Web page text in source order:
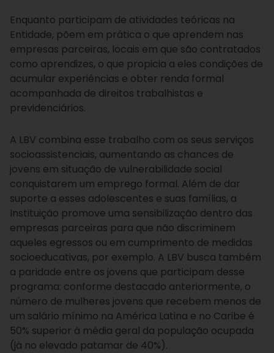
Enquanto participam de atividades teóricas na
Entidade, põem em prática o que aprendem nas
empresas parceiras, locais em que são contratados
como aprendizes, o que propicia a eles condições de
acumular experiências e obter renda formal
acompanhada de direitos trabalhistas e
previdenciários.
A LBV combina esse trabalho com os seus serviços
socioassistenciais, aumentando as chances de
jovens em situação de vulnerabilidade social
conquistarem um emprego formal. Além de dar
suporte a esses adolescentes e suas famílias, a
Instituição promove uma sensibilização dentro das
empresas parceiras para que não discriminem
aqueles egressos ou em cumprimento de medidas
socioeducativas, por exemplo. A LBV busca também
a paridade entre os jovens que participam desse
programa: conforme destacado anteriormente, o
número de mulheres jovens que recebem menos de
um salário mínimo na América Latina e no Caribe é
50% superior à média geral da população ocupada
(já no elevado patamar de 40%).